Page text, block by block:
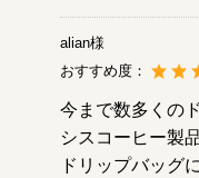
alian様
おすすめ度：
今まで数多くの
シスコーヒー製
ドリップバッグ